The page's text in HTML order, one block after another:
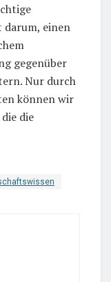
darum, einen
gegenüber
Nur durch
können wir
die